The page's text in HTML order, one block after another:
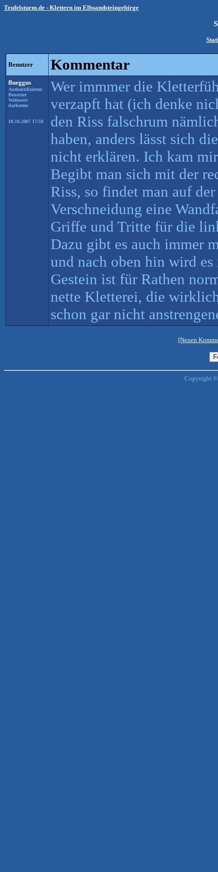
Teufelsturm.de - Klettern im Elbsandsteingebirge
Benutzer Kommentar
flueggus
Authentifizierter
Benutzer
Wohnort:
darheeme
18.10.2007 17:59
Wer immmer die
verzapft hat (ich denke
den Riss falschrum
haben, anders lässt sich
nicht erklären. Ich kam
Begibt man sich mit der
Riss, so findet man auf
Verschneidung eine
Griffe und Tritte für die
Dazu gibt es auch immer
und nach oben hin wird
Gestein ist für Rathen
nette Kletterei, die
schon gar nicht
[Neuen
Copyright ©